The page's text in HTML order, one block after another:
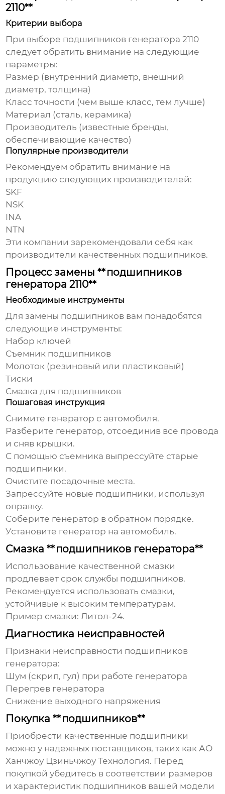
2110**
Критерии выбора
При выборе подшипников генератора 2110
следует обратить внимание на следующие
параметры:
Размер (внутренний диаметр, внешний
диаметр, толщина)
Класс точности (чем выше класс, тем лучше)
Материал (сталь, керамика)
Производитель (известные бренды,
обеспечивающие качество)
Популярные производители
Рекомендуем обратить внимание на
продукцию следующих производителей:
SKF
NSK
INA
NTN
Эти компании зарекомендовали себя как
производители качественных подшипников.
Процесс замены **подшипников
генератора 2110**
Необходимые инструменты
Для замены подшипников вам понадобятся
следующие инструменты:
Набор ключей
Съемник подшипников
Молоток (резиновый или пластиковый)
Тиски
Смазка для подшипников
Пошаговая инструкция
Снимите генератор с автомобиля.
Разберите генератор, отсоединив все провода
и сняв крышки.
С помощью съемника выпрессуйте старые
подшипники.
Очистите посадочные места.
Запрессуйте новые подшипники, используя
оправку.
Соберите генератор в обратном порядке.
Установите генератор на автомобиль.
Смазка **подшипников генератора**
Использование качественной смазки
продлевает срок службы подшипников.
Рекомендуется использовать смазки,
устойчивые к высоким температурам.
Пример смазки: Литол-24.
Диагностика неисправностей
Признаки неисправности подшипников
генератора:
Шум (скрип, гул) при работе генератора
Перегрев генератора
Снижение выходного напряжения
Покупка **подшипников**
Приобрести качественные подшипники
можно у надежных поставщиков, таких какАО
Ханчжоу Цзиньчжоу Технология. Перед
покупкой убедитесь в соответствии размеров
и характеристик подшипников вашей модели